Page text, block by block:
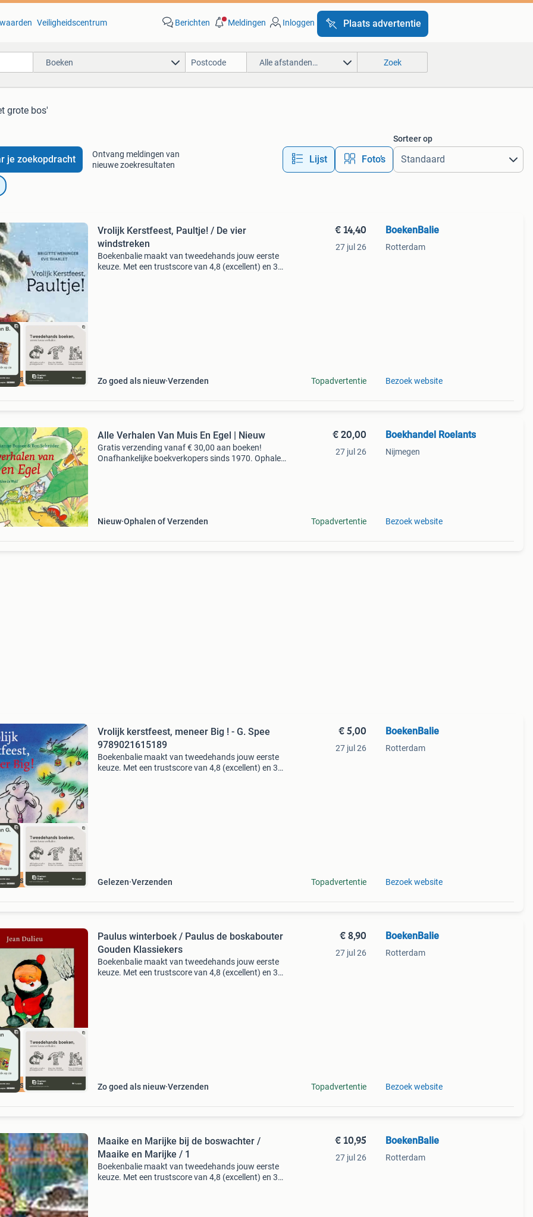
Veiligheidscentrum Berichten Meldingen Inloggen Plaats advertentie
Boeken Alle afstanden… Zoek
grote bos'
je zoekopdracht
Ontvang meldingen van
nieuwe zoekresultaten
Lijst Foto’s
Sorteer op
prijs
Vrolijk Kerstfeest, Paultje! / De vier
windstreken
Boekenbalie maakt van tweedehands jouw eerste
keuze. Met een trustscore van 4,8 (excellent) en 30
Zo goed als nieuw Verzenden
€ 14,40
27 jul 26
Topadvertentie
BoekenBalie
Rotterdam
Bezoek website
Alle Verhalen Van Muis En Egel | Nieuw
Gratis verzending vanaf € 30,00 aan boeken!
Onafhankelijke boekverkopers sinds 1970. Ophalen
Nieuw Ophalen of Verzenden
€ 20,00
27 jul 26
Topadvertentie
Boekhandel Roelants
Nijmegen
Bezoek website
prijs
Vrolijk kerstfeest, meneer Big ! - G. Spee
9789021615189
Boekenbalie maakt van tweedehands jouw eerste
keuze. Met een trustscore van 4,8 (excellent) en 30
Gelezen Verzenden
€ 5,00
27 jul 26
Topadvertentie
BoekenBalie
Rotterdam
Bezoek website
prijs
Paulus winterboek / Paulus de boskabouter
Gouden Klassiekers
Boekenbalie maakt van tweedehands jouw eerste
keuze. Met een trustscore van 4,8 (excellent) en 30
Zo goed als nieuw Verzenden
€ 8,90
27 jul 26
Topadvertentie
BoekenBalie
Rotterdam
Bezoek website
Maaike en Marijke bij de boswachter /
Maaike en Marijke / 1
Boekenbalie maakt van tweedehands jouw eerste
keuze. Met een trustscore van 4,8 (excellent) en 30
€ 10,95
27 jul 26
BoekenBalie
Rotterdam